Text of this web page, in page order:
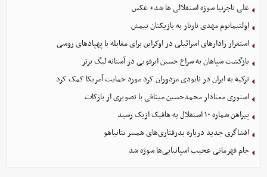
علی تاجرنیا سوژه استقلالی‌ ها شد+ عکس
اولتیماتوم مهدی تارتار به بازیکنان تیمش
استقرار رادارهای اسرائیلی در اوکراین برای مقابله با پهپادهای روسی
بازگشت سپاهان به سراغ حسین ابرقویی در آستانه لیگ برتر
ترکیه به ایران در نابودی مزدوران کرد مورد حمایت آمریکا کمک کرد
استوری معنادار محمدحسین میثاقی با تصویری از بازکات
پیراهن شماره ۱۰ استقلال به هافبک ازبک رسید
افشاگری جدید درباره بدرفتاری‌های همسر نتانیاهو
جام قهرمانی عجیب اسپانیایی‌ها سوژه شد